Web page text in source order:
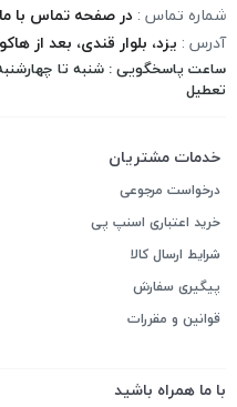
شماره تماس : در صفحه تماس با ما
آدرس : یزد، بلوار قندی، بعد از
تعطیل
خدمات مشتریان
درخواست مرجوعی
خرید اعتباری اسنپ پی
شرایط ارسال کالا
پیگیری سفارش
قوانین و مقررات
با ما همراه باشید